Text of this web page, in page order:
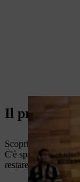
Il progetto
Scopri i volti e le
C'è spazio per
restare.